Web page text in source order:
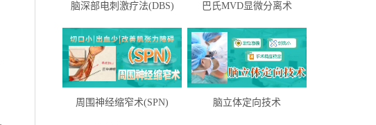
脑深部电刺激疗法(DBS) 巴氏MVD显微分离术
周围神经缩窄术(SPN) 脑立体定向技术